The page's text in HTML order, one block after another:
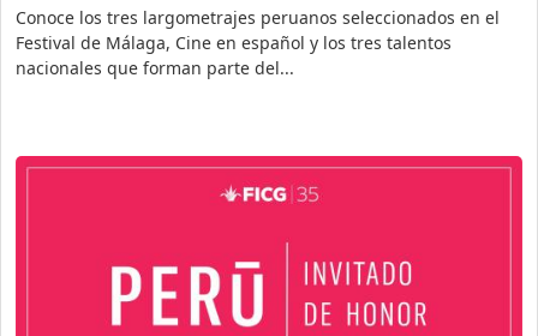
Conoce los tres largometrajes peruanos seleccionados en el
Festival de Málaga, Cine en español y los tres talentos
nacionales que forman parte del...